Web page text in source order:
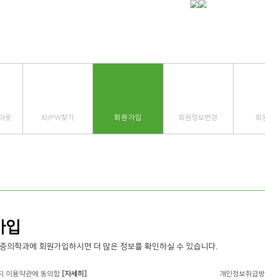
웃 ID/PW찾기 회원가입 회원정보변경 회
입
의학과에 회원가입하시면 더 많은 정보를 확인하실 수 있습니다.
이용약관에 동의함 [자세히] 개인정보취급